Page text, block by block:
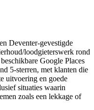
Deventer-gevestigde
loodgieterswerk rond
Google Places
5-sterren, met klanten die
uitvoering en goede
situaties waarin
zoals een lekkage of